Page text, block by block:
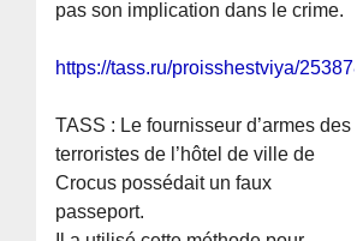
pas son implication dans le crime.
https://tass.ru/proisshestviya/
TASS : Le fournisseur d’armes des
terroristes de l’hôtel de ville de
Crocus possédait un faux
passeport.